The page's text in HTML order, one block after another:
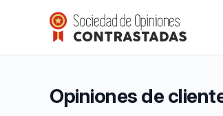
Orinko
Calificación global: 9,4 de 10
9,4/10(3 397 opiniones)
Opiniones de